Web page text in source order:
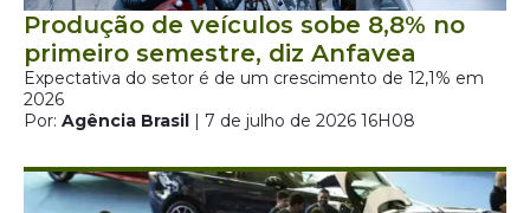
Produção de veículos sobe 8,8% no
primeiro semestre, diz Anfavea
Expectativa do setor é de um crescimento de 12,1% em
2026
Por: Agência Brasil | 7 de julho de 2026 16H08